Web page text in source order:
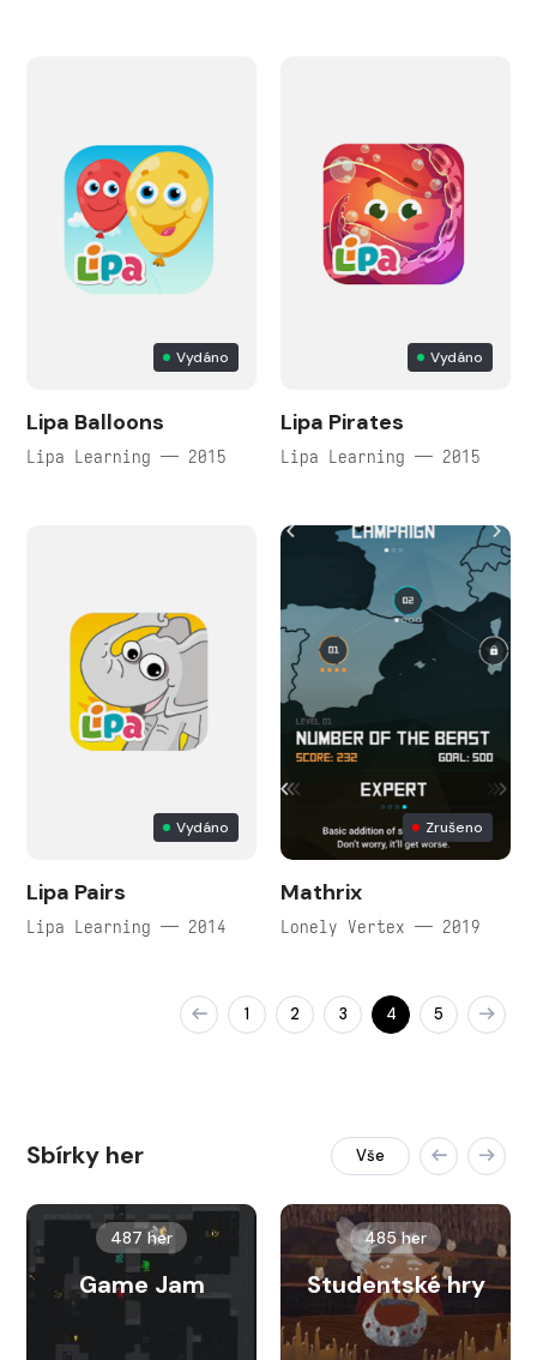
Vydáno
Lipa Balloons
Lipa Learning — 2015
Vydáno
Lipa Pirates
Lipa Learning — 2015
Vydáno
Lipa Pairs
Lipa Learning — 2014
Zrušeno
Mathrix
Lonely Vertex — 2019
1 2 3 4 5
Sbírky her Vše
487 her
Game Jam
485 her
Studentské hry